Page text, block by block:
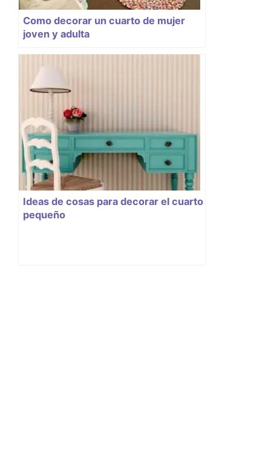
Como decorar un cuarto de mujer
joven y adulta
Ideas de cosas para decorar el cuarto
pequeño